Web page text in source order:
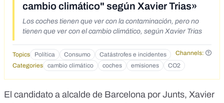
cambio climático" según Xavier Trias»
Los coches tienen que ver con la contaminación, pero no
tienen que ver con el cambio climático, según Xavier Trias
Topics Política Consumo Catástrofes e incidentes
Channels:
Categories
cambio climático coches emisiones CO2
El candidato a alcalde de Barcelona por Junts, Xavier